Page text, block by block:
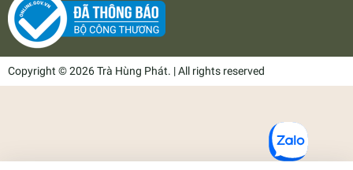
Copyright © 2026 Trà Hùng Phát. | All rights reserved